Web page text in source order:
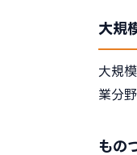
大規
大規
業分
もの